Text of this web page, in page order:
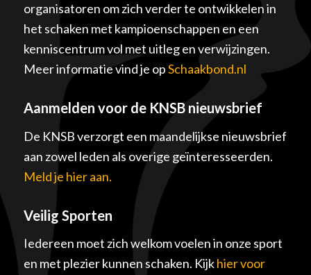
organisatoren om zich verder te ontwikkelen in
het schaken met kampioenschappen en een
kenniscentrum vol met uitleg en verwijzingen.
Meer informatie vind je opSchaakbond.nl
Aanmelden voor de KNSB nieuwsbrief
De KNSB verzorgt een maandelijkse nieuwsbrief
aan zowel leden als overige geïnteresseerden.
Meld je hier aan.
Veilig Sporten
Iedereen moet zich welkom voelen in onze sport
en met plezier kunnen schaken. Kijkhier voor